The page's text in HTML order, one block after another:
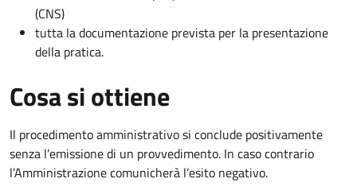
(CNS)
tutta la documentazione prevista per la presentazione
della pratica.
Cosa si ottiene
Il procedimento amministrativo si conclude positivamente
senza l’emissione di un provvedimento. In caso contrario
l’Amministrazione comunicherà l’esito negativo.